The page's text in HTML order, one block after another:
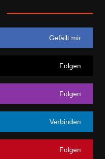
Gefällt mir
Folgen
Folgen
Verbinden
Folgen